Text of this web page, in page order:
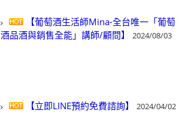
【葡萄酒生活師Mina-全台唯一「葡萄
酒品酒與銷售全能」講師/顧問】
2024/08/03
【立即LINE預約免費諮詢】 2024/04/02